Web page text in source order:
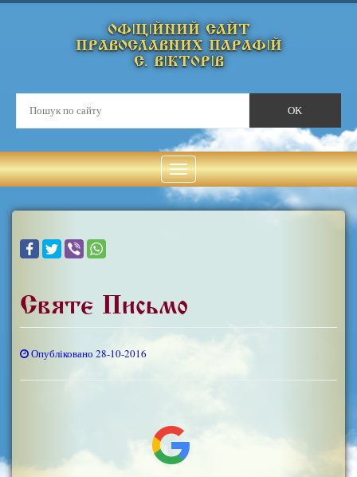
ОФІЦІЙНИЙ САЙТ
ПРАВОСЛАВНИХ ПАРАФІЙ
С. ВІКТОРІВ
Святе Письмо
Опубліковано 28-10-2016